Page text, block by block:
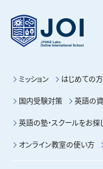
ミッション はじめての
国内受験対策 英語の
英語の塾・スクールをお探
オンライン教室の使い方